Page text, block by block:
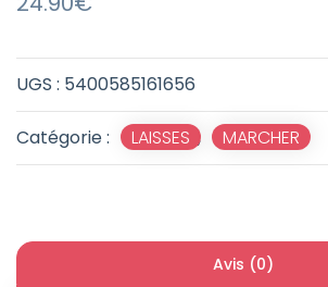
UGS : 5400585161656
Catégorie : LAISSES , MARCHER
Avis (0)